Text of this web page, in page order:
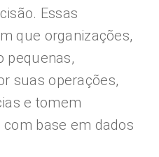
Essas
que organizações,
pequenas,
suas operações,
e tomem
base em dados